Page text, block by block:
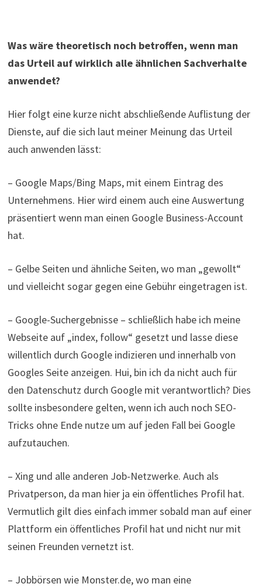
Was wäre theoretisch noch betroffen, wenn man
das Urteil auf wirklich alle ähnlichen Sachverhalte
anwendet?
Hier folgt eine kurze nicht abschließende Auflistung der
Dienste, auf die sich laut meiner Meinung das Urteil
auch anwenden lässt:
– Google Maps/Bing Maps, mit einem Eintrag des
Unternehmens. Hier wird einem auch eine Auswertung
präsentiert wenn man einen Google Business-Account
hat.
– Gelbe Seiten und ähnliche Seiten, wo man „gewollt“
und vielleicht sogar gegen eine Gebühr eingetragen ist.
– Google-Suchergebnisse – schließlich habe ich meine
Webseite auf „index, follow“ gesetzt und lasse diese
willentlich durch Google indizieren und innerhalb von
Googles Seite anzeigen. Hui, bin ich da nicht auch für
den Datenschutz durch Google mit verantwortlich? Dies
sollte insbesondere gelten, wenn ich auch noch SEO-
Tricks ohne Ende nutze um auf jeden Fall bei Google
aufzutauchen.
– Xing und alle anderen Job-Netzwerke. Auch als
Privatperson, da man hier ja ein öffentliches Profil hat.
Vermutlich gilt dies einfach immer sobald man auf einer
Plattform ein öffentliches Profil hat und nicht nur mit
seinen Freunden vernetzt ist.
– Jobbörsen wie Monster.de, wo man eine